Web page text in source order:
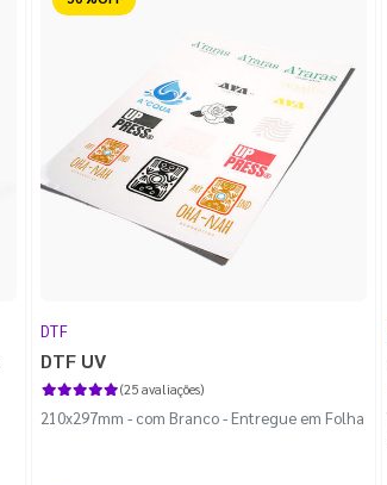
DTF
DTF UV
(25 avaliações)
210x297mm - com Branco - Entregue em Folha